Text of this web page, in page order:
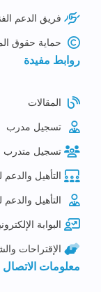
فريق الدعم
حماية حقوق
روابط مفيدة
المقالات
تسجيل مدرب
تسجيل متدرب
التأهيل والدعم
التأهيل والدعم
البوابة
الإقتراحات
معلومات الاتصال